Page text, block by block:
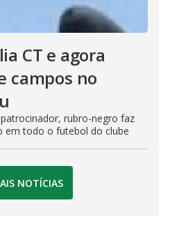
CT e agora
campos no
rubro-negro faz
em todo o futebol do clube
NOTÍCIAS